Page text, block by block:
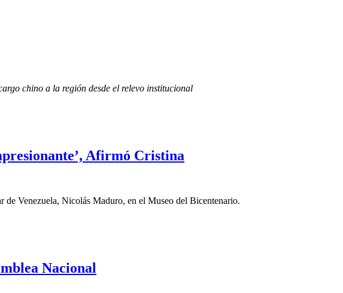
chino a la región desde el relevo institucional
Afirmó Cristina
de Venezuela, Nicolás Maduro, en el Museo del Bicentenario.
Nacional